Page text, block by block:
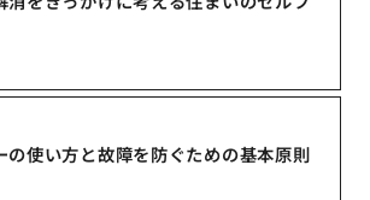
の使い方と故障を防ぐための基本原則